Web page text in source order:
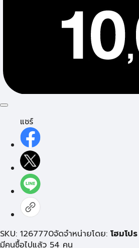
แชร์
SKU: 1267770จัดจำหน่ายโดย: โฮมโปร
มีคนซื้อไปแล้ว 54 คน